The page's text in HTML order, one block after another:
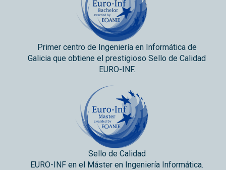
Primer centro de Ingeniería en Informática de
Galicia que obtiene el prestigioso Sello de Calidad
EURO-INF.
Sello de Calidad
EURO-INF en el Máster en Ingeniería Informática.